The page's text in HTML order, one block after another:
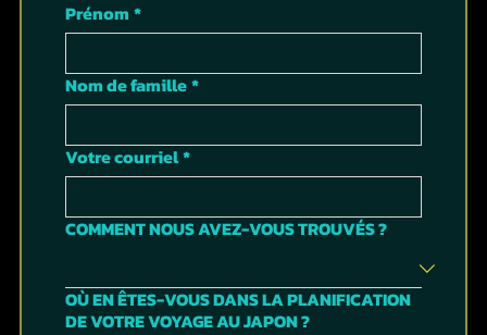
Prénom *
Nom de famille*
Votre courriel*
COMMENT NOUS AVEZ-VOUS TROUVÉS ?
OÙ EN ÊTES-VOUS DANS LA PLANIFICATION
DE VOTRE VOYAGE AU JAPON ?